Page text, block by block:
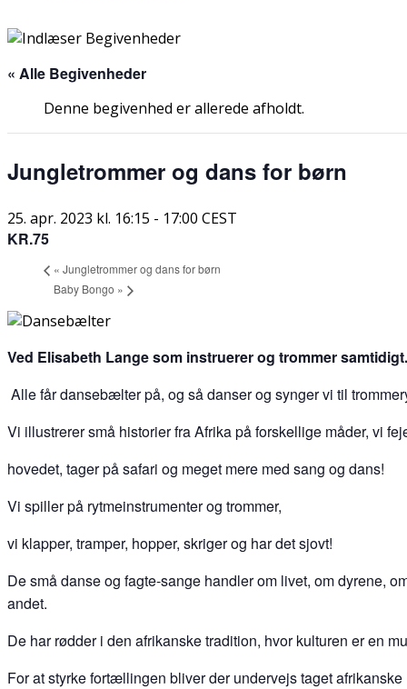
« Alle Begivenheder
Denne begivenhed er allerede afholdt.
Jungletrommer og dans for børn
25. apr. 2023 kl. 16:15 - 17:00 CEST
KR.75
« Jungletrommer og dans for børn
Baby Bongo »
Ved Elisabeth Lange som instruerer og trommer samtidigt.
Alle får dansebælter på, og så danser og synger vi til
Vi illustrerer små historier fra Afrika på forskellige måder, vi
hovedet, tager på safari og meget mere med sang og dans!
Vi spiller på rytmeinstrumenter og trommer,
vi klapper, tramper, hopper, skriger og har det sjovt!
De små danse og fagte-sange handler om livet, om dyrene,
andet.
De har rødder i den afrikanske tradition, hvor kulturen er en
For at styrke fortællingen bliver der undervejs taget